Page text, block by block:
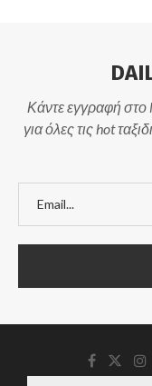
Κάντε εγγραφή στο
για όλες τις hot